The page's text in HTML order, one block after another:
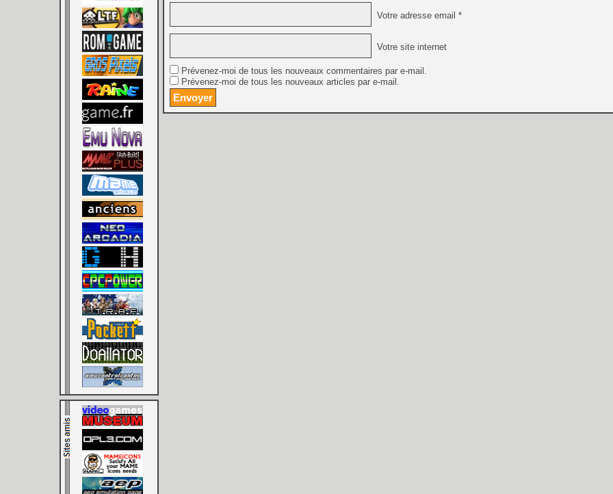
[Mo5] Deux inédits du
[GK] Le beat'em up The
[GK] Endless Legend 2 :
[LS] [PS5] Premiers
Votre adresse email *
Votre site internet
Prévenez-moi de tous les nouveaux commentaires par e-mail.
Prévenez-moi de tous les nouveaux articles par e-mail.